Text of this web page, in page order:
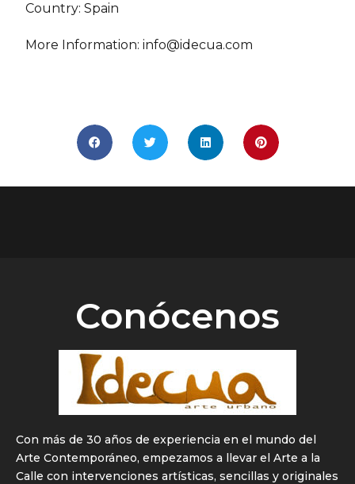
Country: Spain
More Information:info@idecua.com
Conócenos
Con más de 30 años de experiencia en el mundo del
Arte Contemporáneo, empezamos a llevar el Arte a la
Calle con intervenciones artísticas, sencillas y originales